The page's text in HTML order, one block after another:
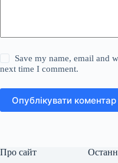
Save my name, email and
next time I comment.
Опублікувати коментар
Про сайт